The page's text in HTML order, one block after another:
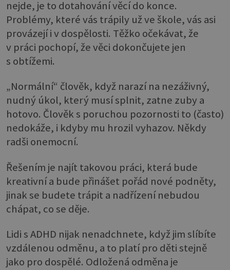
nejde, je to dotahování věcí do konce.
Problémy, které vás trápily už ve škole, vás asi
provázejí i v dospělosti. Těžko očekávat, že
v práci pochopí, že věci dokončujete jen
s obtížemi.
„Normální“ člověk, když narazí na nezáživný,
nudný úkol, který musí splnit, zatne zuby a
hotovo. Člověk s poruchou pozornosti to (často)
nedokáže, i kdyby mu hrozil vyhazov. Někdy
radši onemocní.
Řešením je najít takovou práci, která bude
kreativní a bude přinášet pořád nové podněty,
jinak se budete trápit a nadřízení nebudou
chápat, co se děje.
Lidi s ADHD nijak nenadchnete, když jim slíbíte
vzdálenou odměnu, a to platí pro děti stejně
jako pro dospělé. Odložená odměna je